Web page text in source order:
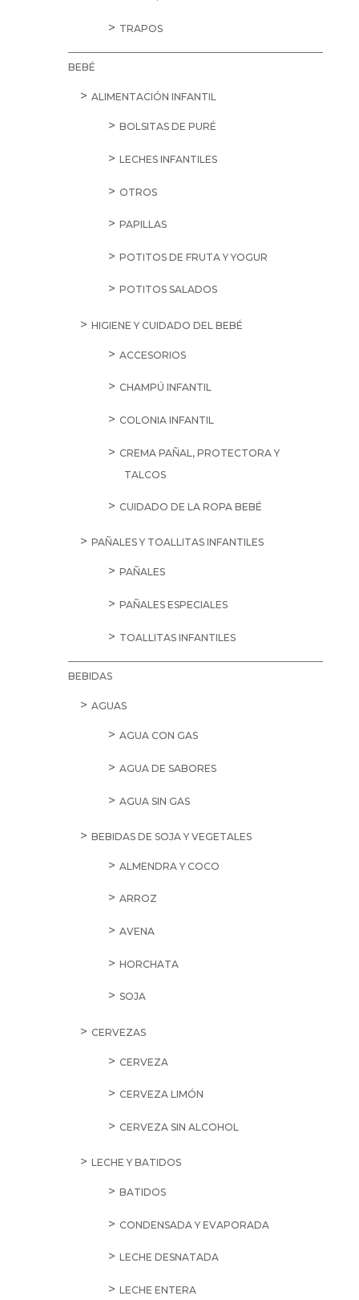
TRAPOS
BEBÉ
ALIMENTACIÓN INFANTIL
BOLSITAS DE PURÉ
LECHES INFANTILES
OTROS
PAPILLAS
POTITOS DE FRUTA Y YOGUR
POTITOS SALADOS
HIGIENE Y CUIDADO DEL BEBÉ
ACCESORIOS
CHAMPÚ INFANTIL
COLONIA INFANTIL
CREMA PAÑAL, PROTECTORA Y
TALCOS
CUIDADO DE LA ROPA BEBÉ
PAÑALES Y TOALLITAS INFANTILES
PAÑALES
PAÑALES ESPECIALES
TOALLITAS INFANTILES
BEBIDAS
AGUAS
AGUA CON GAS
AGUA DE SABORES
AGUA SIN GAS
BEBIDAS DE SOJA Y VEGETALES
ALMENDRA Y COCO
ARROZ
AVENA
HORCHATA
SOJA
CERVEZAS
CERVEZA
CERVEZA LIMÓN
CERVEZA SIN ALCOHOL
LECHE Y BATIDOS
BATIDOS
CONDENSADA Y EVAPORADA
LECHE DESNATADA
LECHE ENTERA